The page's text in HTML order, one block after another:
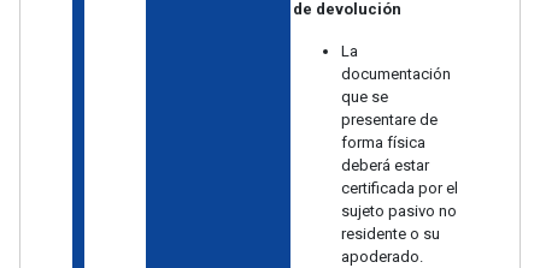
de devolución
La
documentación
que se
presentare de
forma física
deberá estar
certificada por el
sujeto pasivo no
residente o su
apoderado.